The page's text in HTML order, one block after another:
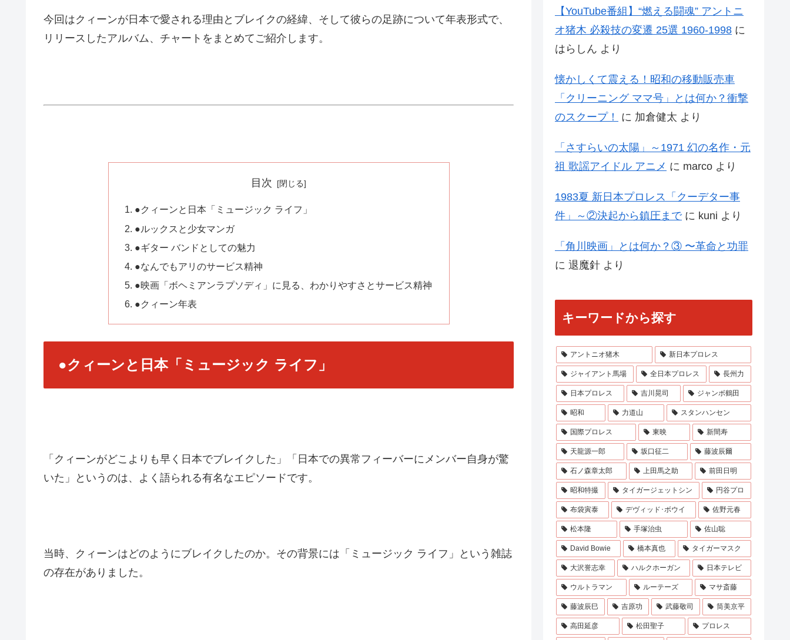
今回はクィーンが日本で愛される理由とブレイクの経緯、そして彼らの足跡について年表形式で、
リリースしたアルバム、チャートをまとめてご紹介します。
目次
●クィーンと日本「ミュージック ライフ」
●ルックスと少女マンガ
●ギター バンドとしての魅力
●なんでもアリのサービス精神
●映画「ボヘミアンラプソディ」に見る、わかりやすさとサービス精神
●クィーン年表
●クィーンと日本「ミュージック ライフ」
「クィーンがどこよりも早く日本でブレイクした」「日本での異常フィーバーにメンバー自身が驚
いた」というのは、よく語られる有名なエピソードです。
当時、クィーンはどのようにブレイクしたのか。その背景には「ミュージック ライフ」という雑誌
の存在がありました。
【YouTube番組】“燃える闘魂” アントニ
オ猪木 必殺技の変遷 25選 1960-1998 に
はらしん より
懐かしくて震える！昭和の移動販売車
「クリーニング ママ号」とは何か？衝撃
のスクープ！
に 加倉健太 より
「さすらいの太陽」～1971 幻の名作・元
祖 歌謡アイドル アニメ に marco より
1983夏 新日本プロレス「クーデター事
件」～②決起から鎮圧までに kuni より
「角川映画」とは何か？③ 〜革命と功罪
に 退魔針 より
キーワードから探す
アントニオ猪木 新日本プロレス
ジャイアント馬場 全日本プロレス 長州力
日本プロレス 吉川晃司 ジャンボ鶴田
昭和 力道山 スタンハンセン
国際プロレス 東映 新間寿
天龍源一郎 坂口征二 藤波辰爾
石ノ森章太郎 上田馬之助 前田日明
昭和特撮 タイガージェットシン 円谷プロ
布袋寅泰 デヴィッド･ボウイ 佐野元春
松本隆 手塚治虫 佐山聡
David Bowie 橋本真也 タイガーマスク
大沢誉志幸 ハルクホーガン 日本テレビ
ウルトラマン ルーテーズ マサ斎藤
藤波辰巳 吉原功 武藤敬司 筒美京平
高田延彦 松田聖子 プロレス